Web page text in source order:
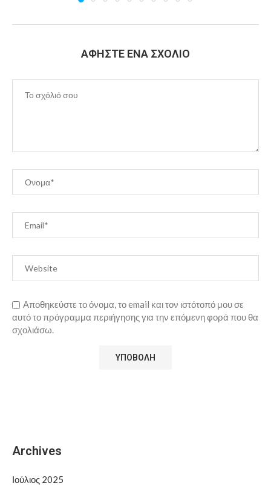
ΑΦΉΣΤΕ ΈΝΑ ΣΧΌΛΙΟ
Αποθηκεύστε το όνομα, το email και τον ιστότοπό μου σε
αυτό το πρόγραμμα περιήγησης για την επόμενη φορά που θα
σχολιάσω.
Archives
Ιούλιος 2025